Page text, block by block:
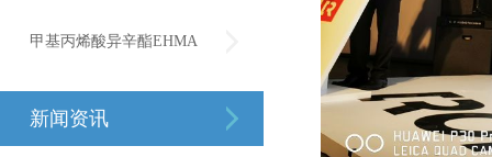
甲基丙烯酸异辛酯EHMA
新闻资讯